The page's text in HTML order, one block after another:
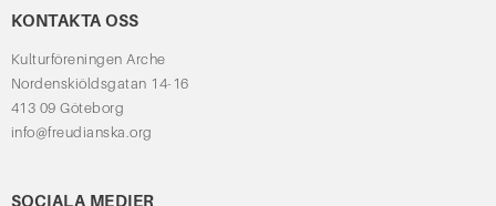
KONTAKTA OSS
Kulturföreningen Arche
Nordenskiöldsgatan 14-16
413 09 Göteborg
info@freudianska.org
SOCIALA MEDIER